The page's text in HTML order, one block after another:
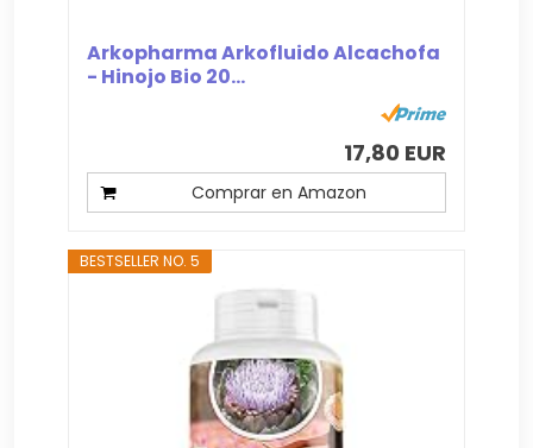
Arkopharma Arkofluido Alcachofa
- Hinojo Bio 20...
17,80 EUR
Comprar en Amazon
BESTSELLER NO. 5